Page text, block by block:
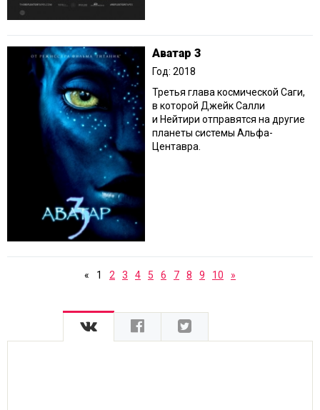
Аватар 3
Год: 2018
Третья глава космической Саги,
в которой Джейк Салли
и Нейтири отправятся на другие
планеты системы Альфа-
Центавра.
« 1 2 3 4 5 6 7 8 9 10 »